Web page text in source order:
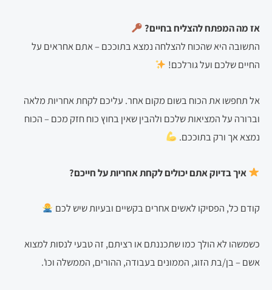
אז מה המפתח להצליח בחיים?
התשובה היא שהכוח להצלחה נמצא בתוככם – אתם אחראים על
החיים שלכם ועל גורלכם!
אל תחפשו את הכוח בשום מקום אחר. עליכם לקחת אחריות מלאה
וברורה על המציאות שלכם ולהבין שאין בחוץ כוח חזק מכם – הכוח
נמצא אך ורק בתוככם.
איך בדיוק אתם יכולים לקחת אחריות על חייכם?
קודם כל, הפסיקו לאשים אחרים בקשיים ובעיות שיש לכם
כשמשהו לא הולך כמו שתכננתם או רציתם, זה טבעי לנסות למצוא
אשם – בן/בת הזוג, הממונים בעבודה, ההורים, הממשלה וכו'.